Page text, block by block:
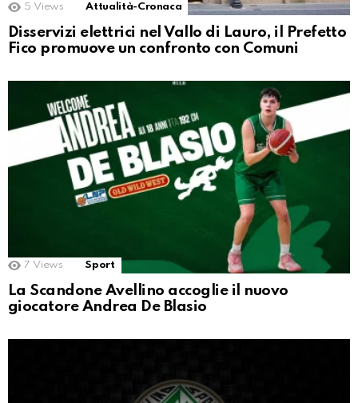
5 Views Attualità-Cronaca
Disservizi elettrici nel Vallo di Lauro, il Prefetto
Fico promuove un confronto con Comuni
7 Views Sport
La Scandone Avellino accoglie il nuovo
giocatore Andrea De Blasio